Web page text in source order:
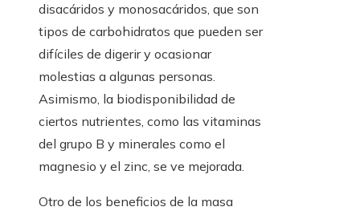
disacáridos y monosacáridos, que son
tipos de carbohidratos que pueden ser
difíciles de digerir y ocasionar
molestias a algunas personas.
Asimismo, la biodisponibilidad de
ciertos nutrientes, como las vitaminas
del grupo B y minerales como el
magnesio y el zinc, se ve mejorada.
Otro de los beneficios de la masa